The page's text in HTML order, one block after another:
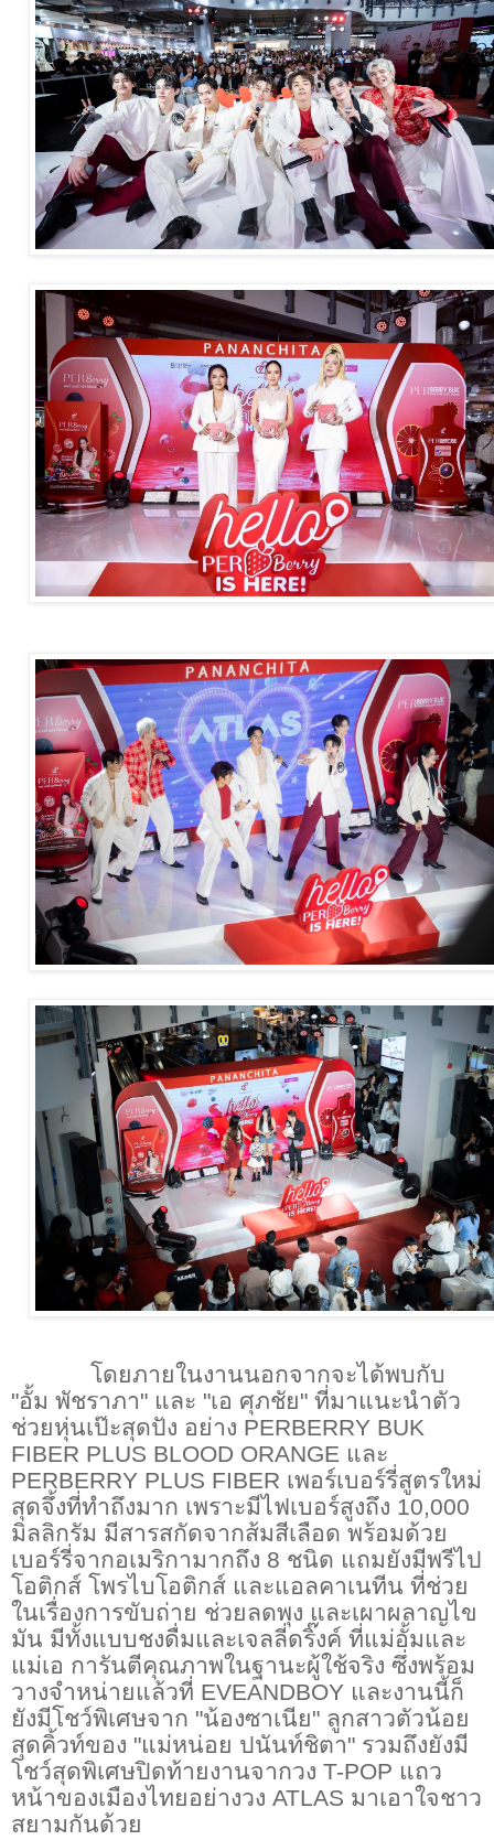
โดยภายในงานนอกจากจะได้พบกับ
"อั้ม พัชราภา" และ "เอ ศุภชัย" ที่มาแนะนำตัว
ช่วยหุ่นเป๊ะสุดปัง อย่าง PERBERRY BUK
FIBER PLUS BLOOD ORANGE และ
PERBERRY PLUS FIBER เพอร์เบอร์รี่สูตรใหม่
สุดจึ้งที่ทำถึงมาก เพราะมีไฟเบอร์สูงถึง 10,000
มิลลิกรัม มีสารสกัดจากส้มสีเลือด พร้อมด้วย
เบอร์รี่จากอเมริกามากถึง 8 ชนิด แถมยังมีพรีไป
โอติกส์ โพรไบโอติกส์ และแอลคาเนทีน ที่ช่วย
ในเรื่องการขับถ่าย ช่วยลดพุง และเผาผลาญไข
มัน มีทั้งแบบชงดื่มและเจลลี่ดริ๊งค์ ที่แม่อั้มและ
แม่เอ การันตีคุณภาพในฐานะผู้ใช้จริง ซึ่งพร้อม
วางจำหน่ายแล้วที่ EVEANDBOY และงานนี้ก็
ยังมีโชว์พิเศษจาก "น้องซาเนีย" ลูกสาวตัวน้อย
สุดคิ้วท์ของ "แม่หน่อย ปนันท์ชิตา" รวมถึงยังมี
โชว์สุดพิเศษปิดท้ายงานจากวง T-POP แถว
หน้าของเมืองไทยอย่างวง ATLAS มาเอาใจชาว
สยามกันด้วย